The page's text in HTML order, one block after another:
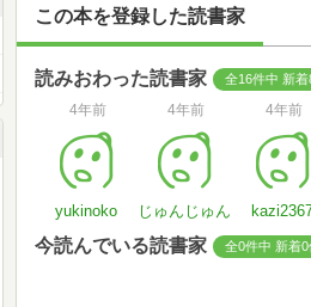
この本を登録した読書家
読みおわった読書家 全16件中 新着
4年前
yukinoko
4年前
じゅんじゅん
4年前
今読んでいる読書家 全0件中 新着0